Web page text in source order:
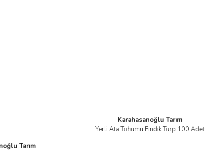
Tarım
Karahasanoğlu Tarım
Yerli Ata Tohumu Fındık Turp 100 Adet
İncele